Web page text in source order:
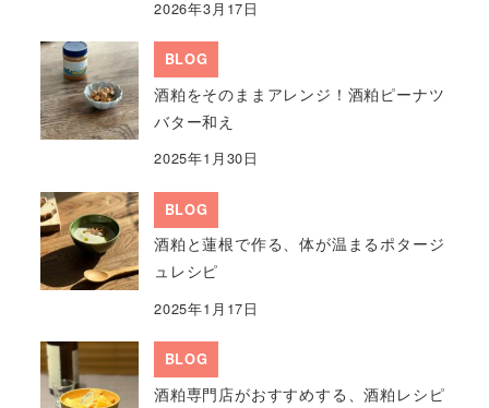
2026年3月17日
BLOG
酒粕をそのままアレンジ！酒粕ピーナツ
バター和え
2025年1月30日
BLOG
酒粕と蓮根で作る、体が温まるポタージ
ュレシピ
2025年1月17日
BLOG
酒粕専門店がおすすめする、酒粕レシピ